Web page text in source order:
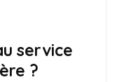
service
?